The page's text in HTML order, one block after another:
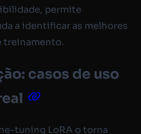
permite
a identificar as melhores
treinamento.
casos de uso
tuning LoRA o torna